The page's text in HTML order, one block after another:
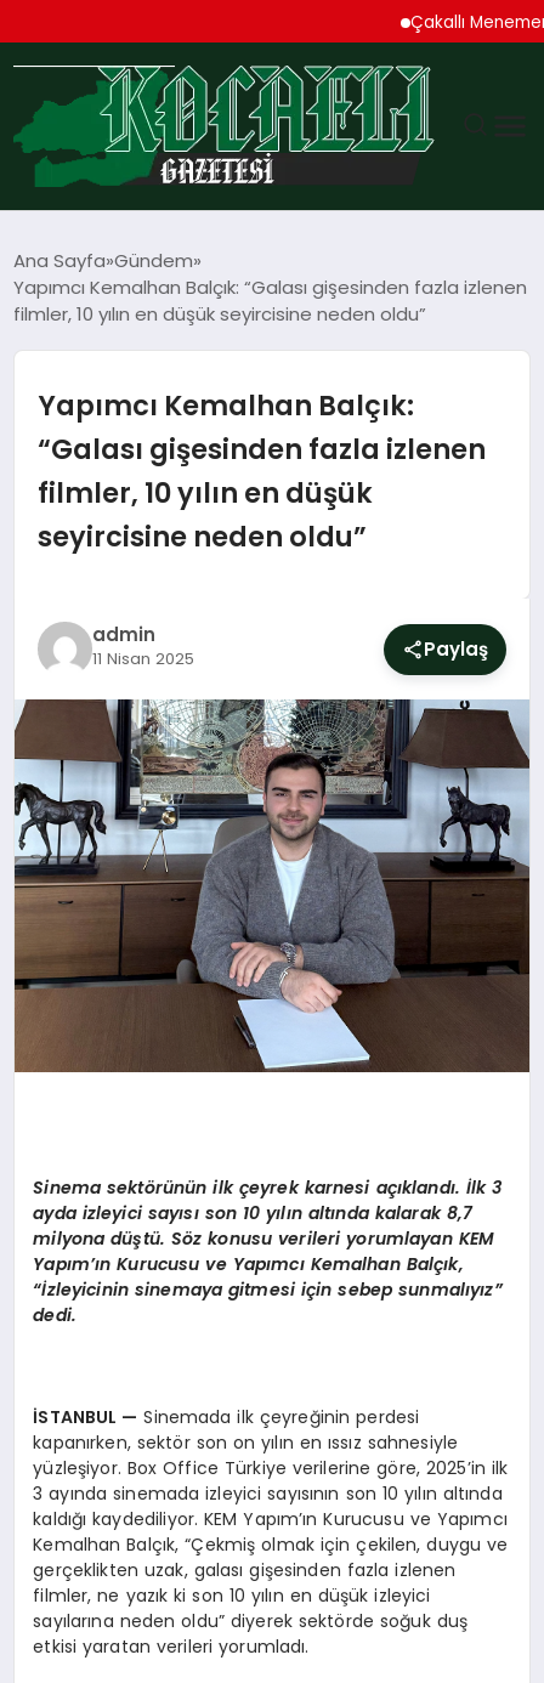
Çakallı Menemeni
TEKNOLOJI
SPOR
MAGAZIN
SIYASET
YAŞAM
EĞITIM
Ana Sayfa Gündem
Yapımcı Kemalhan Balçık: “Galası gişesinden fazla izlenen
filmler, 10 yılın en düşük seyircisine neden oldu”
Yapımcı Kemalhan Balçık:
“Galası gişesinden fazla izlenen
filmler, 10 yılın en düşük
seyircisine neden oldu”
admin
11 Nisan 2025 Paylaş
Sinema sektörünün ilk çeyrek karnesi açıklandı. İlk 3
ayda izleyici sayısı son 10 yılın altında kalarak 8,7
milyona düştü. Söz konusu verileri yorumlayan KEM
Yapım’ın Kurucusu ve Yapımcı Kemalhan Balçık,
“İzleyicinin sinemaya gitmesi için sebep sunmalıyız”
dedi.
İSTANBUL — Sinemada ilk çeyreğinin perdesi
kapanırken, sektör son on yılın en ıssız sahnesiyle
yüzleşiyor. Box Office Türkiye verilerine göre, 2025’in ilk
3 ayında sinemada izleyici sayısının son 10 yılın altında
kaldığı kaydediliyor. KEM Yapım’ın Kurucusu ve Yapımcı
Kemalhan Balçık, “Çekmiş olmak için çekilen, duygu ve
gerçeklikten uzak, galası gişesinden fazla izlenen
filmler, ne yazık ki son 10 yılın en düşük izleyici
sayılarına neden oldu” diyerek sektörde soğuk duş
etkisi yaratan verileri yorumladı.